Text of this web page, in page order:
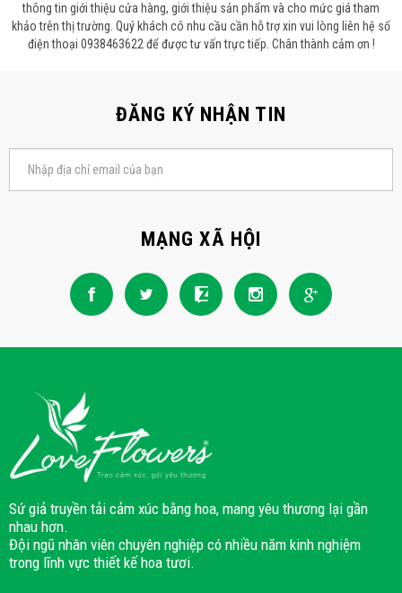
thông tin giới thiệu cửa hàng, giới thiệu sản phẩm và cho mức giá tham
khảo trên thị trường. Quý khách có nhu cầu cần hỗ trợ xin vui lòng liên hệ số
điện thoại 0938463622 để được tư vấn trực tiếp. Chân thành cảm ơn !
ĐĂNG KÝ NHẬN TIN
MẠNG XÃ HỘI
Sứ giả truyền tải cảm xúc bằng hoa, mang yêu thương lại gần
nhau hơn.
Đội ngũ nhân viên chuyên nghiệp có nhiều năm kinh nghiệm
trong lĩnh vực thiết kế hoa tươi.